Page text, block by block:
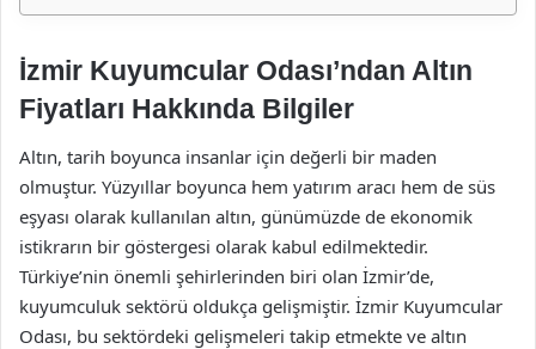
İzmir Kuyumcular Odası’ndan Altın
Fiyatları Hakkında Bilgiler
Altın, tarih boyunca insanlar için değerli bir maden
olmuştur. Yüzyıllar boyunca hem yatırım aracı hem de süs
eşyası olarak kullanılan altın, günümüzde de ekonomik
istikrarın bir göstergesi olarak kabul edilmektedir.
Türkiye’nin önemli şehirlerinden biri olan İzmir’de,
kuyumculuk sektörü oldukça gelişmiştir. İzmir Kuyumcular
Odası, bu sektördeki gelişmeleri takip etmekte ve altın